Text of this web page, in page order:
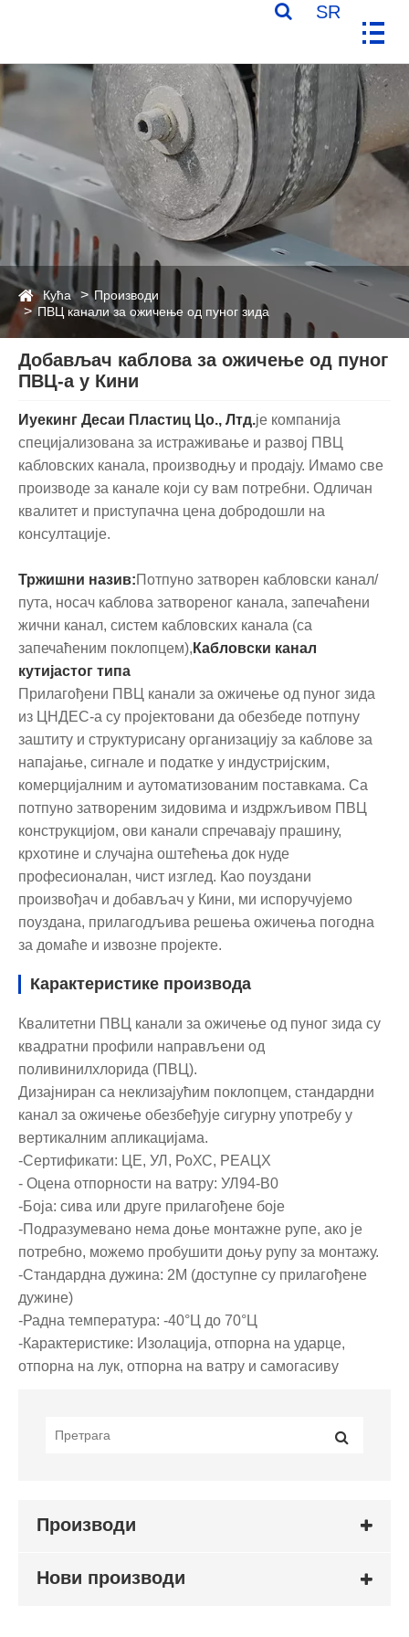
SR
Кућа
Производи
ПВЦ канали за ожичење од пуног зида
Добављач каблова за ожичење од пуног
ПВЦ-а у Кини
Иуекинг Десаи Пластиц Цо., Лтд.је компанија
специјализована за истраживање и развој ПВЦ
кабловских канала, производњу и продају. Имамо све
производе за канале који су вам потребни. Одличан
квалитет и приступачна цена добродошли на
консултације.
Тржишни назив:Потпуно затворен кабловски канал/
пута, носач каблова затвореног канала, запечаћени
жични канал, систем кабловских канала (са
запечаћеним поклопцем), Кабловски канал
кутијастог типа
Прилагођени ПВЦ канали за ожичење од пуног зида
из ЦНДЕС-а су пројектовани да обезбеде потпуну
заштиту и структурисану организацију за каблове за
напајање, сигнале и податке у индустријским,
комерцијалним и аутоматизованим поставкама. Са
потпуно затвореним зидовима и издржљивом ПВЦ
конструкцијом, ови канали спречавају прашину,
крхотине и случајна оштећења док нуде
професионалан, чист изглед. Као поуздани
произвођач и добављач у Кини, ми испоручујемо
поуздана, прилагодљива решења ожичења погодна
за домаће и извозне пројекте.
Карактеристике производа
Квалитетни ПВЦ канали за ожичење од пуног зида су
квадратни профили направљени од
поливинилхлорида (ПВЦ).
Дизајниран са неклизајућим поклопцем, стандардни
канал за ожичење обезбеђује сигурну употребу у
вертикалним апликацијама.
-Сертификати: ЦЕ, УЛ, РоХС, РЕАЦХ
- Оцена отпорности на ватру: УЛ94-В0
-Боја: сива или друге прилагођене боје
-Подразумевано нема доње монтажне рупе, ако је
потребно, можемо пробушити доњу рупу за монтажу.
-Стандардна дужина: 2М (доступне су прилагођене
дужине)
-Радна температура: -40°Ц до 70°Ц
-Карактеристике: Изолација, отпорна на ударце,
отпорна на лук, отпорна на ватру и самогасиву
Производи
Нови производи